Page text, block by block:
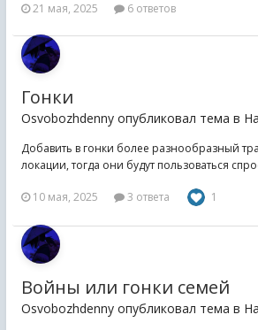
21 мая, 2025
6 ответов
Гонки
Osvobozhdenny опубликовал тема в
Добавить в гонки более разнообразный
локации, тогда они будут пользоваться
10 мая, 2025 3 ответа 1
Войны или гонки семей
Osvobozhdenny опубликовал тема в